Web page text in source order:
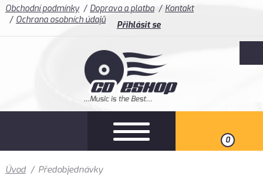
Obchodní podmínky Doprava a platba
Kontakt
Ochrana osobních údajů
Přihlásit se
0
Úvod / Předobjednávky